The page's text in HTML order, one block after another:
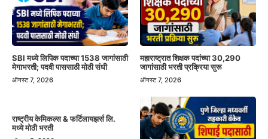
SBI मध्ये लिपिक पदाच्या 1538 जागांसाठी
मेगाभरती; पदवी पाससाठी मोठी संधी
ऑगस्ट 7, 2026
महाराष्ट्रात शिक्षक पदांच्या 30,290
जागांसाठी भरती प्रक्रिया सुरू
ऑगस्ट 7, 2026
राष्ट्रीय केमिकल्स & फर्टिलायझर्स लि.
मध्ये मोठी भरती